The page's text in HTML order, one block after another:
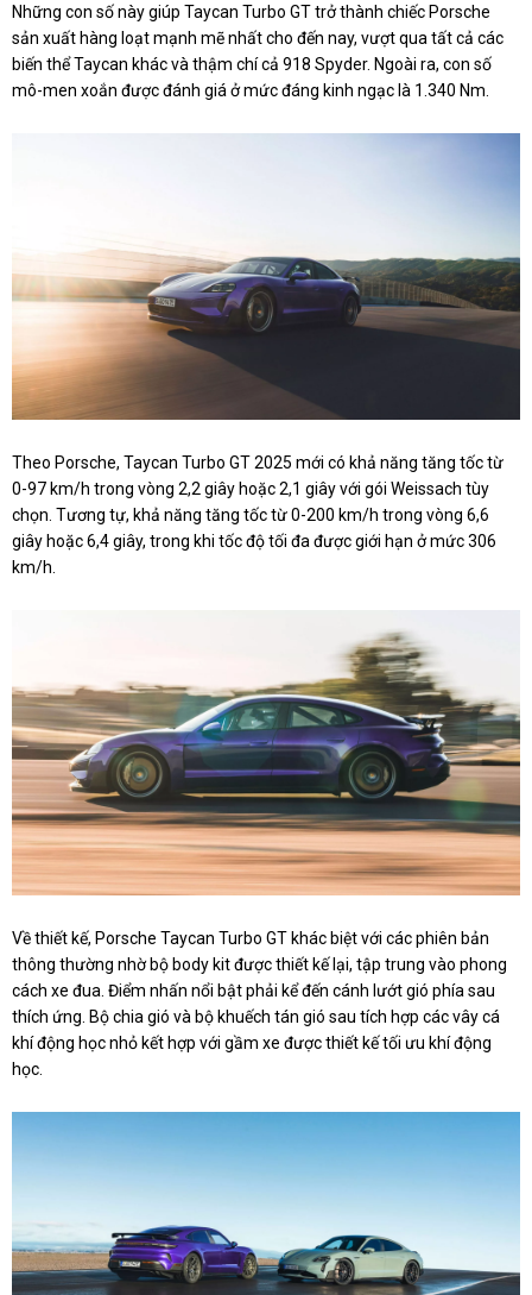
Những con số này giúp Taycan Turbo GT trở thành chiếc Porsche
sản xuất hàng loạt mạnh mẽ nhất cho đến nay, vượt qua tất cả các
biến thể Taycan khác và thậm chí cả 918 Spyder. Ngoài ra, con số
mô-men xoắn được đánh giá ở mức đáng kinh ngạc là 1.340 Nm.
Theo Porsche, Taycan Turbo GT 2025 mới có khả năng tăng tốc từ
0-97 km/h trong vòng 2,2 giây hoặc 2,1 giây với gói Weissach tùy
chọn. Tương tự, khả năng tăng tốc từ 0-200 km/h trong vòng 6,6
giây hoặc 6,4 giây, trong khi tốc độ tối đa được giới hạn ở mức 306
km/h.
Về thiết kế, Porsche Taycan Turbo GT khác biệt với các phiên bản
thông thường nhờ bộ body kit được thiết kế lại, tập trung vào phong
cách xe đua. Điểm nhấn nổi bật phải kể đến cánh lướt gió phía sau
thích ứng. Bộ chia gió và bộ khuếch tán gió sau tích hợp các vây cá
khí động học nhỏ kết hợp với gầm xe được thiết kế tối ưu khí động
học.